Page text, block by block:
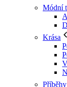
Módní
Krása